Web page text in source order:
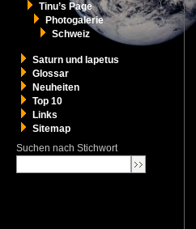
Tinu’s Page
Photogalerie
Schweiz
Saturn und Iapetus
Glossar
Neuheiten
Top 10
Links
Sitemap
Suchen nach Stichwort